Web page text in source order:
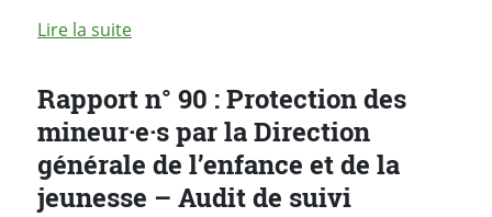
Lire la suitede l'article "Rapport n° 91 : Gestion du
Rapport n° 90 : Protection des
mineur·e·s par la Direction
générale de l’enfance et de la
jeunesse – Audit de suivi